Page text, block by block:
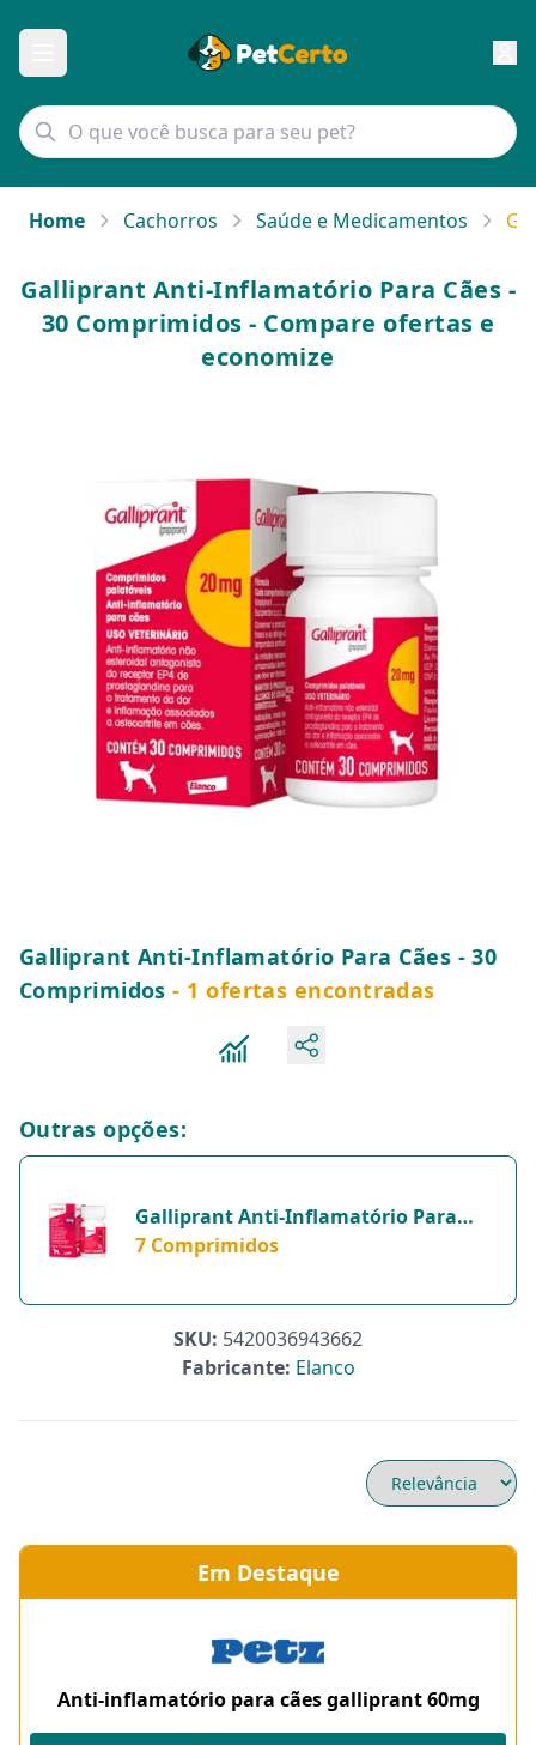
Home Cachorros Saúde e Medicamentos
Galliprant Anti-Inflamatório Para Cães -
30 Comprimidos - Compare ofertas e
economize
Galliprant Anti-Inflamatório Para Cães - 30
Comprimidos - 1 ofertas encontradas
Outras opções:
Galliprant Anti-Inflamatório Para
Cães 60Mg - 1 Comprimido - 7
7 Comprimidos
SKU: 5420036943662
Fabricante: Elanco
Em Destaque
Anti-inflamatório para cães galliprant 60mg